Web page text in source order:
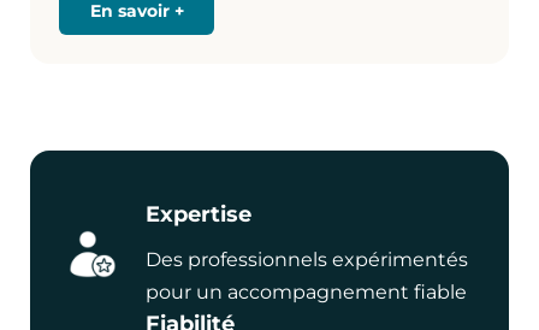
En savoir +
Expertise
Des professionnels expérimentés
pour un accompagnement fiable
Fiabilité